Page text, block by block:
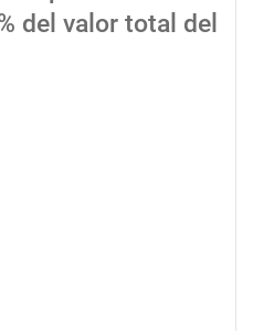
del valor total del